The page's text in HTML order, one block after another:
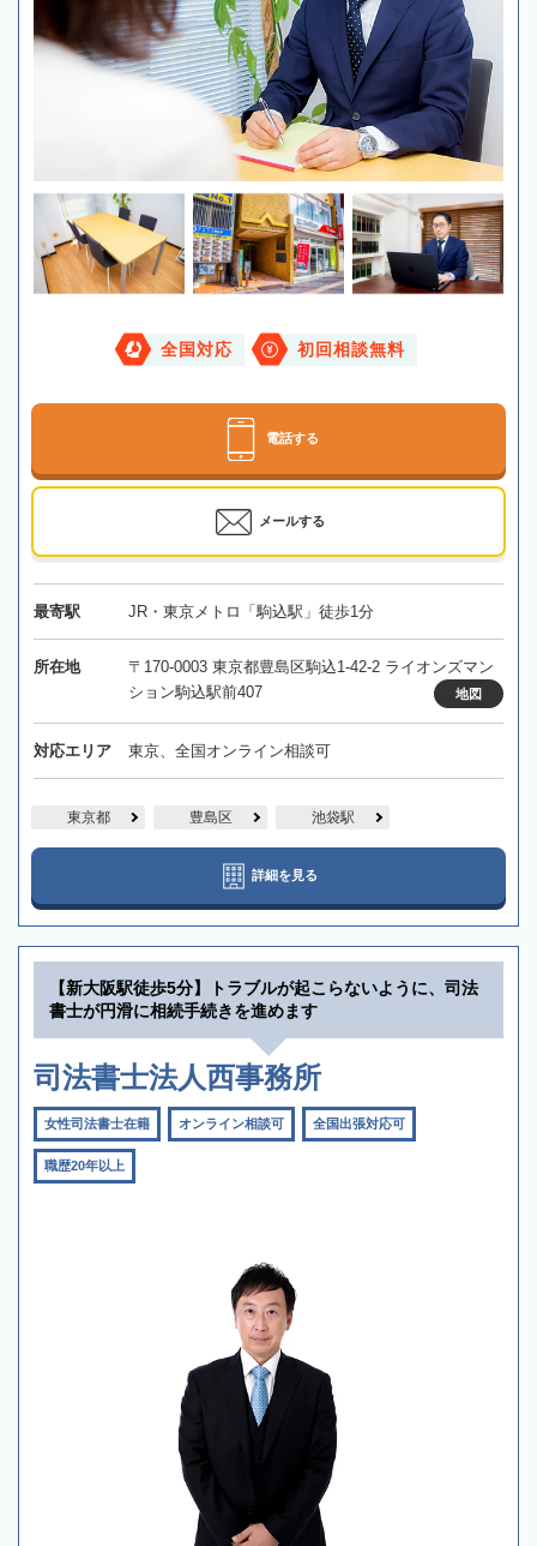
全国対応 初回相談無料
電話する
メールする
最寄駅 JR・東京メトロ「駒込駅」徒歩1分
所在地
〒170-0003 東京都豊島区駒込1-42-2 ライオンズマン
ション駒込駅前407
地図
対応エリア 東京、全国オンライン相談可
東京都 豊島区 池袋駅
詳細を見る
【新大阪駅徒歩5分】トラブルが起こらないように、司法
書士が円滑に相続手続きを進めます
司法書士法人西事務所
女性司法書士在籍 オンライン相談可 全国出張対応可
職歴20年以上